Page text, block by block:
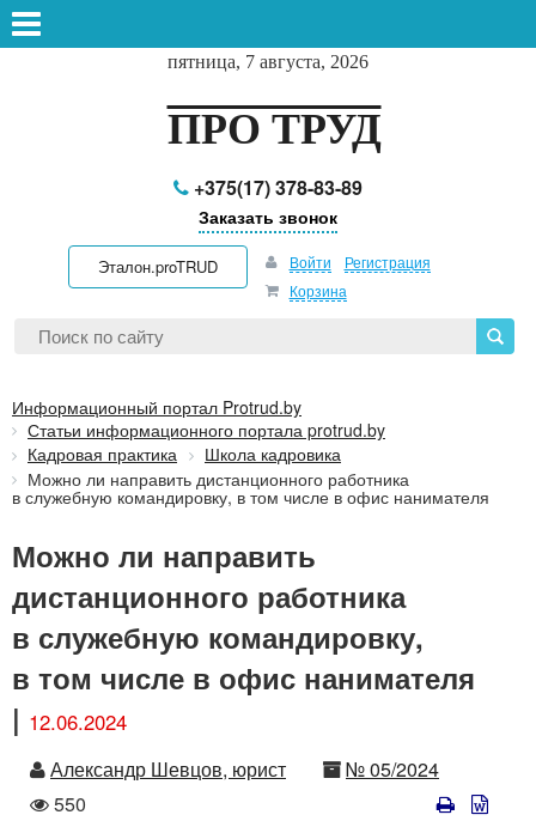
пятница, 7 августа, 2026
ПРО ТРУД
+375(17) 378-83-89
Заказать звонок
Эталон.proTRUD Войти
Регистрация
Корзина
Информационный портал Protrud.by
Статьи информационного портала protrud.by
Кадровая практика
Школа кадровика
Можно ли направить дистанционного работника
в служебную командировку, в том числе в офис нанимателя
Можно ли направить
дистанционного работника
в служебную командировку,
в том числе в офис нанимателя
| 12.06.2024
Автор
Александр Шевцов, юрист Номер
№ 05/2024
Количество
550